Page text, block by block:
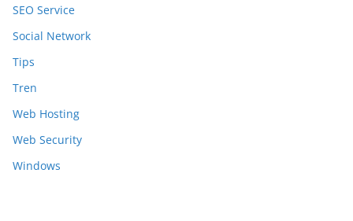
SEO Service
Social Network
Tips
Tren
Web Hosting
Web Security
Windows